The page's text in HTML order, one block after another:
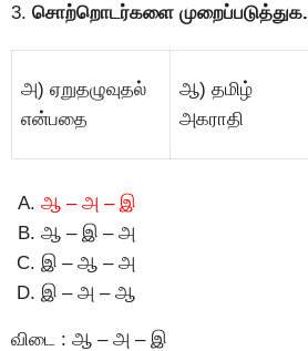
3. சொற்றொடர்களை முறைப்படுத்துக.
அ) ஏறுதழுவுதல்
என்பதை
ஆ) தமிழ்
அகராதி
ஆ – அ – இ
ஆ – இ – அ
இ – ஆ – அ
இ – அ – ஆ
விடை : ஆ – அ – இ